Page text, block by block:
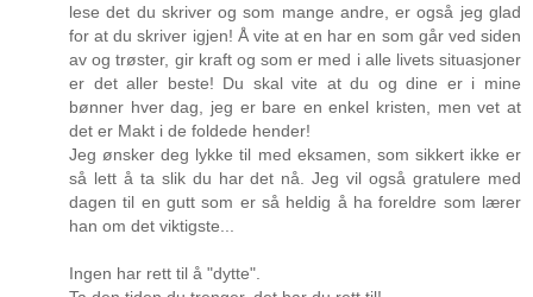
lese det du skriver og som mange andre, er også jeg glad
for at du skriver igjen! Å vite at en har en som går ved siden
av og trøster, gir kraft og som er med i alle livets situasjoner
er det aller beste! Du skal vite at du og dine er i mine
bønner hver dag, jeg er bare en enkel kristen, men vet at
det er Makt i de foldede hender!
Jeg ønsker deg lykke til med eksamen, som sikkert ikke er
så lett å ta slik du har det nå. Jeg vil også gratulere med
dagen til en gutt som er så heldig å ha foreldre som lærer
han om det viktigste...
Ingen har rett til å "dytte".